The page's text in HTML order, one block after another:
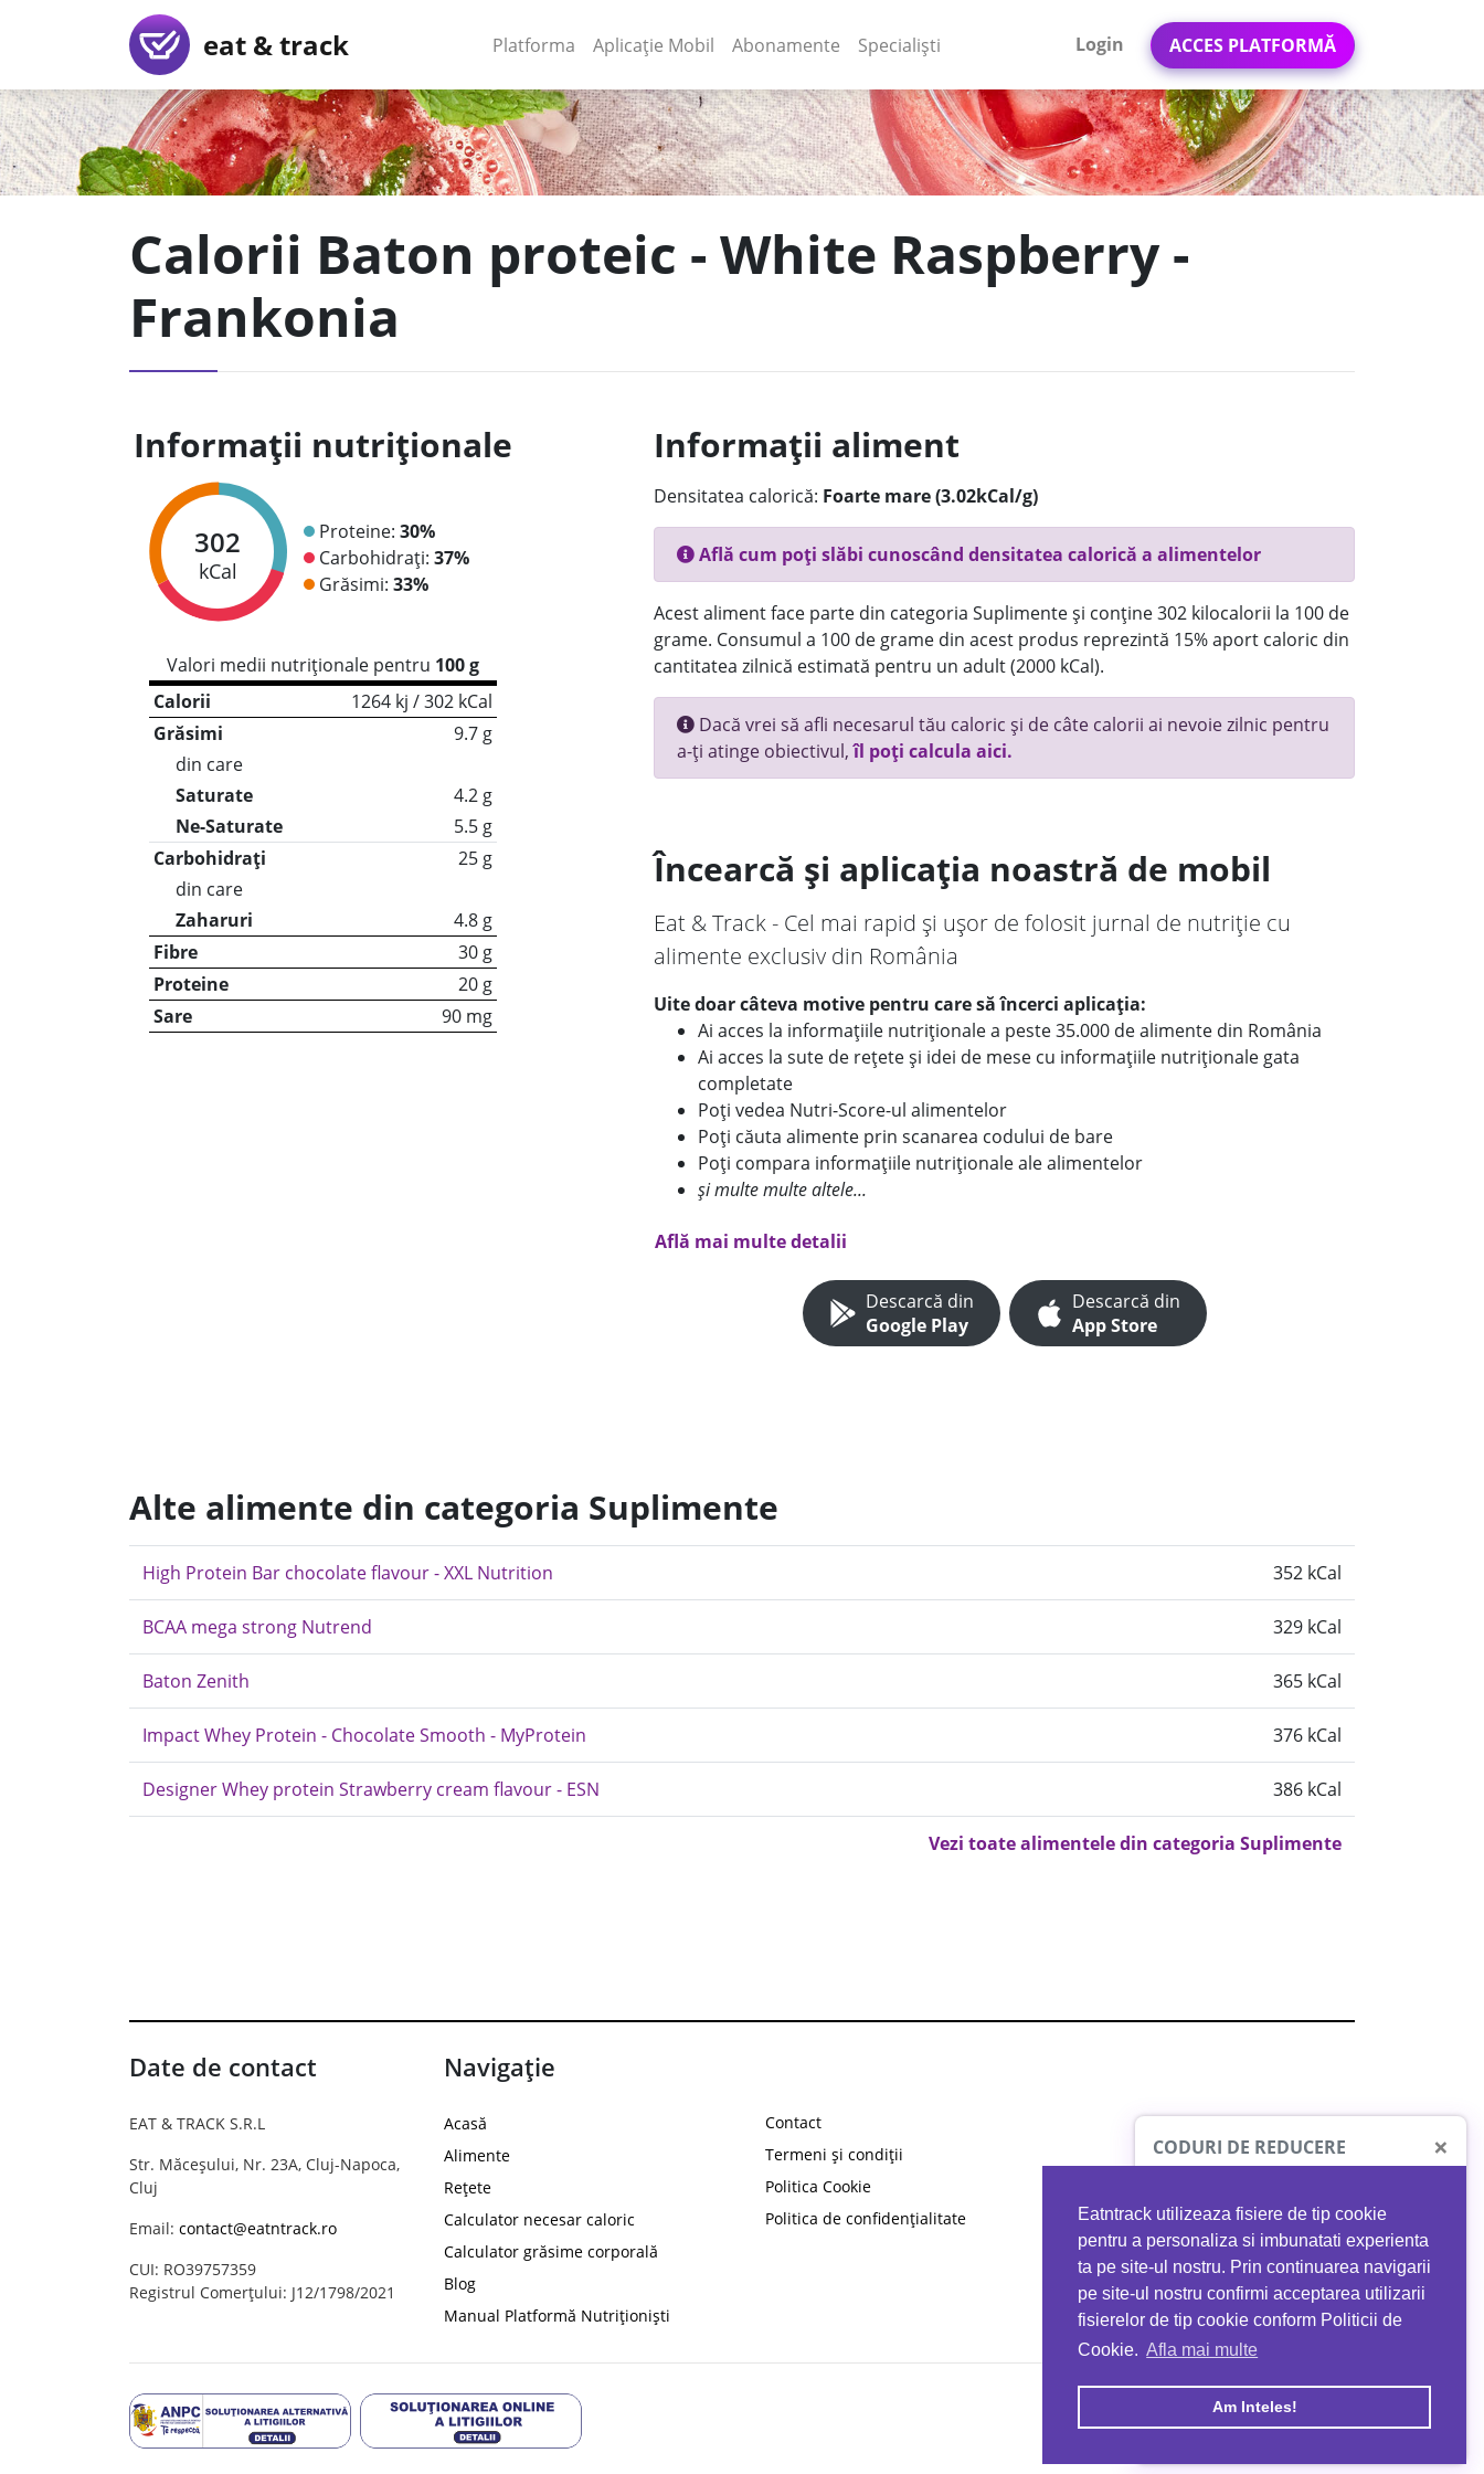
Eatntrack utilizeaza fisiere de tip cookie
pentru a personaliza si imbunatati experienta
ta pe site-ul nostru. Prin continuarea navigarii
pe site-ul nostru confirmi acceptarea utilizarii
fisierelor de tip cookie conform Politicii de
Cookie. Afla mai multe
Am Inteles!
eat & track Platforma (current)
Aplicație Mobil (current)
Abonamente Specialiști Login ACCES PLATFORMĂ
Calorii Baton proteic - White Raspberry -
Frankonia
Informații nutriționale
302
kCal
Proteine: 30%
Carbohidrați: 37%
Grăsimi: 33%
Valori medii nutriționale pentru 100 g
Calorii
1264 kj / 302 kCal
Grăsimi
9.7 g
din care
Saturate
4.2 g
Ne-Saturate
5.5 g
Carbohidrați
25 g
din care
Zaharuri
4.8 g
Fibre
30 g
Proteine
20 g
Sare
90 mg
Informații aliment
Densitatea calorică: Foarte mare (3.02kCal/g)
Află cum poți slăbi cunoscând densitatea calorică a alimentelor
Acest aliment face parte din categoria Suplimente și conține 302 kilocalorii la 100 de
grame. Consumul a 100 de grame din acest produs reprezintă 15% aport caloric din
cantitatea zilnică estimată pentru un adult (2000 kCal).
Dacă vrei să afli necesarul tău caloric și de câte calorii ai nevoie zilnic pentru
a-ți atinge obiectivul,îl poți calcula aici.
Încearcă și aplicația noastră de mobil
Eat & Track - Cel mai rapid și ușor de folosit jurnal de nutriție cu
alimente exclusiv din România
Uite doar câteva motive pentru care să încerci aplicația:
Ai acces la informațiile nutriționale a peste 35.000 de alimente din România
Ai acces la sute de rețete și idei de mese cu informațiile nutriționale gata
completate
Poți vedea Nutri-Score-ul alimentelor
Poți căuta alimente prin scanarea codului de bare
Poți compara informațiile nutriționale ale alimentelor
și multe multe altele...
Află mai multe detalii
Descarcă din
Google Play
Descarcă din
App Store
Alte alimente din categoria Suplimente
High Protein Bar chocolate flavour - XXL Nutrition 352 kCal
BCAA mega strong Nutrend 329 kCal
Baton Zenith 365 kCal
Impact Whey Protein - Chocolate Smooth - MyProtein 376 kCal
Designer Whey protein Strawberry cream flavour - ESN 386 kCal
Vezi toate alimentele din categoria Suplimente
Date de contact
EAT & TRACK S.R.L
Str. Măceșului, Nr. 23A, Cluj-Napoca,
Cluj
Email: contact@eatntrack.ro
CUI: RO39757359
Registrul Comerțului: J12/1798/2021
Navigație
Acasă
Alimente
Rețete
Calculator necesar caloric
Calculator grăsime corporală
Blog
Manual Platformă Nutriționiști
Contact
Termeni și condiții
Politica Cookie
Politica de confidențialitate
CODURI DE REDUCERE ×
PROTO41
reducere la orice comandă
EATNTRACK
MYPROTEIN
Ai40%reducere la orice comandă
folosind codul EATTRACK